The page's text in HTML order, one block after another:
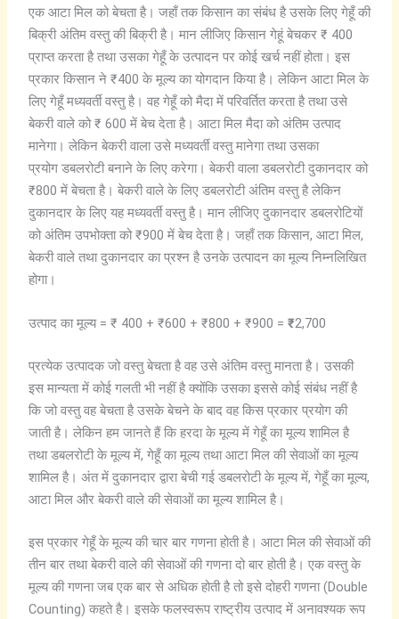
एक आटा मिल को बेचता है। जहाँ तक किसान का संबंध है उसके लिए गेहूँ की
बिक्री अंतिम वस्तु की बिक्री है। मान लीजिए किसान गेहूं बेचकर ₹ 400
प्राप्त करता है तथा उसका गेहूँ के उत्पादन पर कोई खर्च नहीं होता। इस
प्रकार किसान ने ₹400 के मूल्य का योगदान किया है। लेकिन आटा मिल के
लिए गेहूँ मध्यवर्ती वस्तु है। वह गेहूँ को मैदा में परिवर्तित करता है तथा उसे
बेकरी वाले को ₹ 600 में बेच देता है। आटा मिल मैदा को अंतिम उत्पाद
मानेगा। लेकिन बेकरी वाला उसे मध्यवर्ती वस्तु मानेगा तथा उसका
प्रयोग डबलरोटी बनाने के लिए करेगा। बेकरी वाला डबलरोटी दुकानदार को
₹800 में बेचता है। बेकरी वाले के लिए डबलरोटी अंतिम वस्तु है लेकिन
दुकानदार के लिए यह मध्यवर्ती वस्तु है। मान लीजिए दुकानदार डबलरोटियों
को अंतिम उपभोक्ता को ₹900 में बेच देता है। जहाँ तक किसान, आटा मिल,
बेकरी वाले तथा दुकानदार का प्रश्न है उनके उत्पादन का मूल्य निम्नलिखित
होगा।
उत्पाद का मूल्य = ₹ 400 + ₹600 + ₹800 + ₹900 = ₹2,700
प्रत्येक उत्पादक जो वस्तु बेचता है वह उसे अंतिम वस्तु मानता है। उसकी
इस मान्यता में कोई गलती भी नहीं है क्योंकि उसका इससे कोई संबंध नहीं है
कि जो वस्तु वह बेचता है उसके बेचने के बाद वह किस प्रकार प्रयोग की
जाती है। लेकिन हम जानते हैं कि हरदा के मूल्य में गेहूँ का मूल्य शामिल है
तथा डबलरोटी के मूल्य में, गेहूँ का मूल्य तथा आटा मिल की सेवाओं का मूल्य
शामिल है। अंत में दुकानदार द्वारा बेची गई डबलरोटी के मूल्य में, गेहूँ का मूल्य,
आटा मिल और बेकरी वाले की सेवाओं का मूल्य शामिल है।
इस प्रकार गेहूँ के मूल्य की चार बार गणना होती है। आटा मिल की सेवाओं की
तीन बार तथा बेकरी वाले की सेवाओं की गणना दो बार होती है। एक वस्तु के
मूल्य की गणना जब एक बार से अधिक होती है तो इसे दोहरी गणना (Double
Counting) कहते है। इसके फलस्वरूप राष्ट्रीय उत्पाद में अनावश्यक रूप